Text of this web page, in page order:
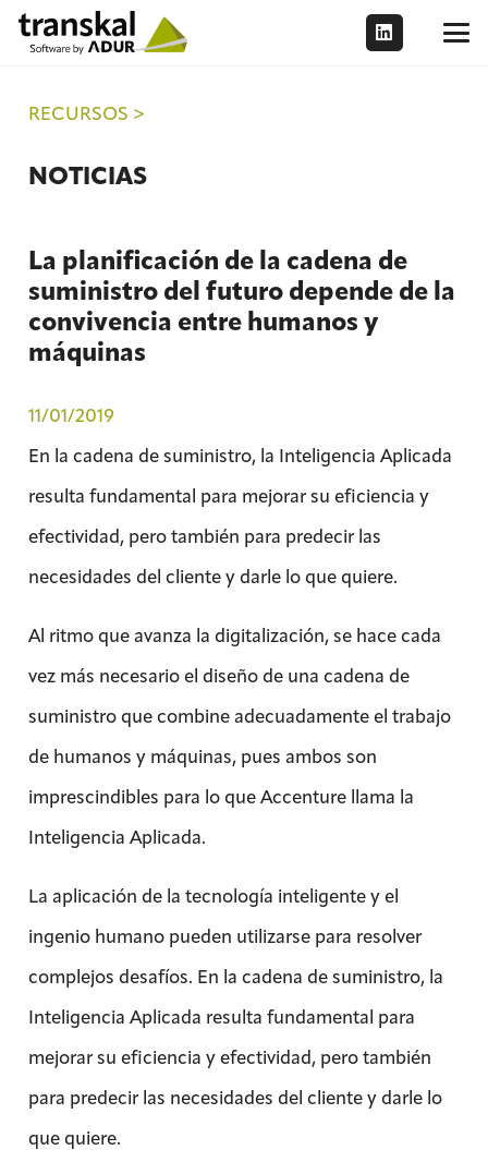
RECURSOS >
NOTICIAS
La planificación de la cadena de
suministro del futuro depende de la
convivencia entre humanos y
máquinas
11/01/2019
En la cadena de suministro, la Inteligencia Aplicada
resulta fundamental para mejorar su eficiencia y
efectividad, pero también para predecir las
necesidades del cliente y darle lo que quiere.
Al ritmo que avanza la digitalización, se hace cada
vez más necesario el diseño de una cadena de
suministro que combine adecuadamente el trabajo
de humanos y máquinas, pues ambos son
imprescindibles para lo que Accenture llama la
Inteligencia Aplicada.
La aplicación de la tecnología inteligente y el
ingenio humano pueden utilizarse para resolver
complejos desafíos. En la cadena de suministro, la
Inteligencia Aplicada resulta fundamental para
mejorar su eficiencia y efectividad, pero también
para predecir las necesidades del cliente y darle lo
que quiere.